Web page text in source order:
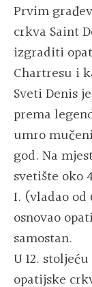
Prvim
crkva Saint
izgraditi
Chartresu i
Sveti Denis
prema
umro
god. Na
svetište oko
I. (vladao od
osnovao
samostan.
U 12.
opatijske